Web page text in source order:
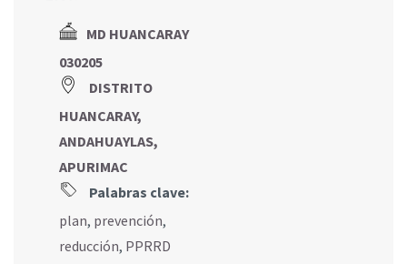
MD HUANCARAY
030205
DISTRITO
HUANCARAY,
ANDAHUAYLAS,
APURIMAC
Palabras clave:
plan, prevención,
reducción, PPRRD